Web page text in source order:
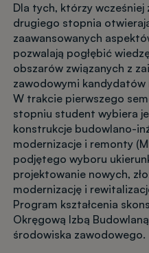
Dla tych, którzy
drugiego stopnia
zaawansowanych
pozwalają pogłębić
obszarów związanych z
zawodowymi kandydatów
W trakcie pierwszego
stopniu student wybiera
konstrukcje budowlano-
modernizacje i remonty
podjętego wyboru
projektowanie nowych,
modernizację i
Program kształcenia
Okręgową Izbą
środowiska zawodowego.